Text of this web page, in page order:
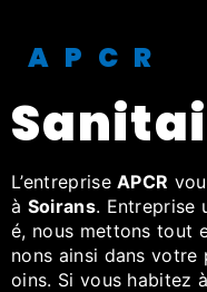
APCR
L’entrepriseAPCR
à Soirans. Entreprise
é, nous mettons tout
nons ainsi dans
oins. Si vous habitez